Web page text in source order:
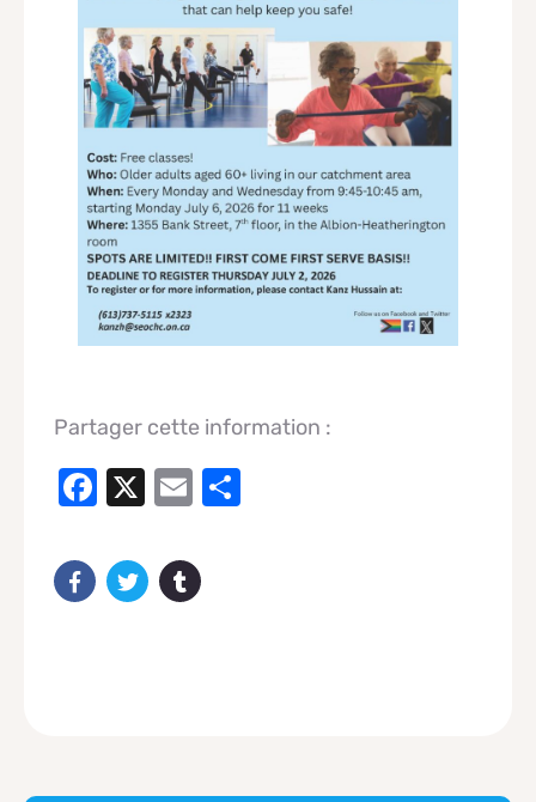
Partager cette information :
Facebook
X Email